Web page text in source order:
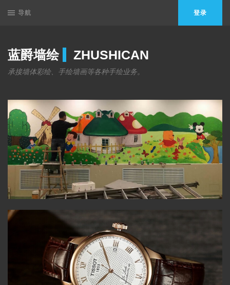
导航 登录
蓝爵墙绘 ZHUSHICAN
承接墙体彩绘、手绘墙画等各种手绘业务。